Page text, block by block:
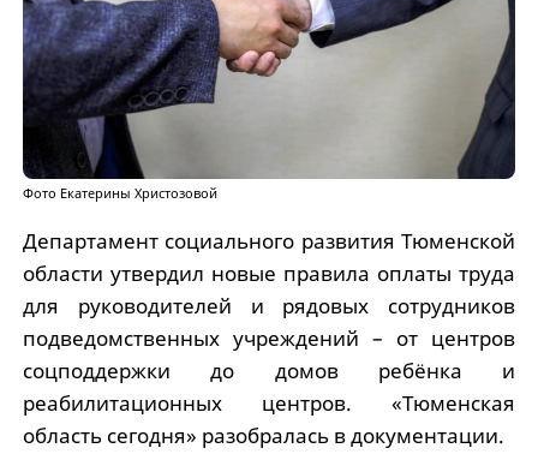
Фото Екатерины Христозовой
Департамент социального развития Тюменской
области утвердил новые правила оплаты труда
для руководителей и рядовых сотрудников
подведомственных учреждений – от центров
соцподдержки до домов ребёнка и
реабилитационных центров. «Тюменская
область сегодня» разобралась в документации.